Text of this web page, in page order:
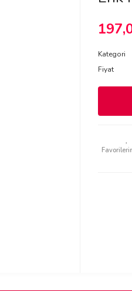
Kategori
Fiyat